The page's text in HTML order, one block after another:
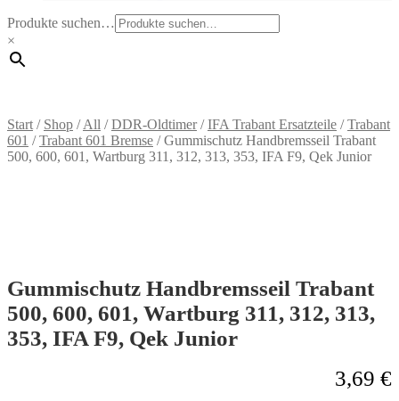
Produkte suchen…
×
Start / Shop /All /DDR-Oldtimer/IFA Trabant Ersatzteile /Trabant
601 /Trabant 601 Bremse /Gummischutz Handbremsseil Trabant
500, 600, 601, Wartburg 311, 312, 313, 353, IFA F9, Qek Junior
Gummischutz Handbremsseil Trabant
500, 600, 601, Wartburg 311, 312, 313,
353, IFA F9, Qek Junior
3,69 €